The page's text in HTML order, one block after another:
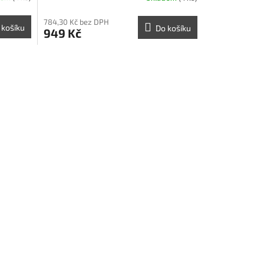
košíku
784,30 Kč bez DPH
949 Kč Do košíku